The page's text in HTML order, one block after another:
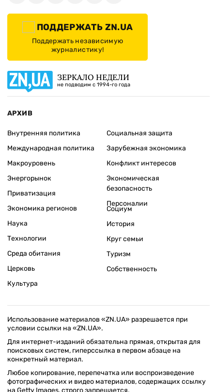
ПОДДЕРЖАТЬ ZN.UA
Поддержать независимую
журналистику!
ЗЕРКАЛО НЕДЕЛИ
не подводим с 1994-го года
АРХИВ
Внутренняя политика
Международная политика
Макроуровень
Энергорынок
Приватизация
Экономика регионов
Социальная защита
Зарубежная экономика
Конфликт интересов
Экономическая
безопасность
Персоналии
Наука
Технологии
Среда обитания
Церковь
Культура
Социум
История
Круг семьи
Туризм
Собственность
Использование материалов «ZN.UA» разрешается при
условии ссылки на «ZN.UA».
Для интернет-изданий обязательна прямая, открытая для
поисковых систем, гиперссылка в первом абзаце на
конкретный материал.
Любое копирование, перепечатка или воспроизведение
фотографических и видео материалов, содержащих ссылку